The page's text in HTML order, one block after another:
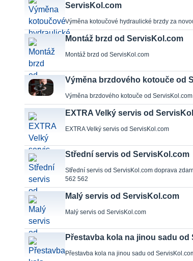
ServisKol.com
Výměna kotoučové hydraulické brzdy za
Montáž brzd od ServisKol.com
Montáž brzd od ServisKol.com
Výměna brzdového kotouče od
Výměna brzdového kotouče od ServisKol.com
EXTRA Velký servis od
EXTRA Velký servis od ServisKol.com
Střední servis od ServisKol.com
Střední servis od ServisKol.com doprava
562 562
Malý servis od ServisKol.com
Malý servis od ServisKol.com
Přestavba kola na jinou sadu od
Přestavba kola na jinou sadu od